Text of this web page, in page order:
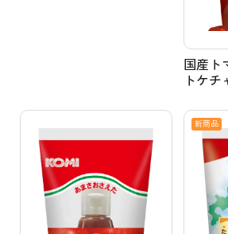
国産ト
トケ
新商品